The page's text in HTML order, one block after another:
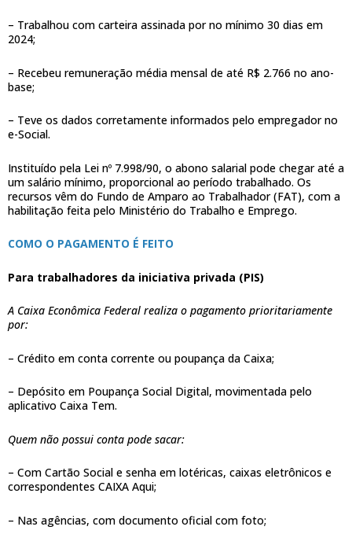
– Trabalhou com carteira assinada por no mínimo 30 dias em
2024;
– Recebeu remuneração média mensal de até R$ 2.766 no ano-
base;
– Teve os dados corretamente informados pelo empregador no
e-Social.
Instituído pela Lei nº 7.998/90, o abono salarial pode chegar até a
um salário mínimo, proporcional ao período trabalhado. Os
recursos vêm do Fundo de Amparo ao Trabalhador (FAT), com a
habilitação feita pelo Ministério do Trabalho e Emprego.
COMO O PAGAMENTO É FEITO
Para trabalhadores da iniciativa privada (PIS)
A Caixa Econômica Federal realiza o pagamento prioritariamente
por:
– Crédito em conta corrente ou poupança da Caixa;
– Depósito em Poupança Social Digital, movimentada pelo
aplicativo Caixa Tem.
Quem não possui conta pode sacar:
– Com Cartão Social e senha em lotéricas, caixas eletrônicos e
correspondentes CAIXA Aqui;
– Nas agências, com documento oficial com foto;